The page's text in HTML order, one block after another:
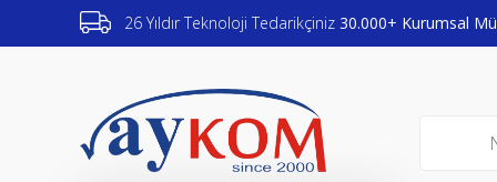
26 Yıldır Teknoloji Tedarikçiniz 30.000+ Kurumsal